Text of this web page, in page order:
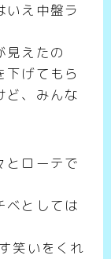
いえ中盤ラ
見えたの
下げてもら
ど、みんな
とローテで
ベとしては
笑いをくれ